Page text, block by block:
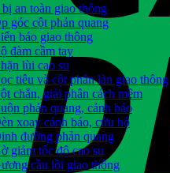
an toàn giao thông
góc cột phản quang
báo giao thông
đàm cầm tay
lùi cao su
tiêu và cột phân làn giao thông
chắn, giải phân cách mềm
phản quang, cảnh báo
xoay cảnh báo, cứu hộ
đường phản quang
giảm tốc độ cao su
cầu lồi giao thông